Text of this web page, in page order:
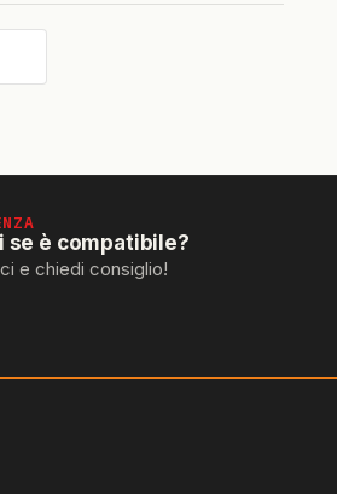
se è compatibile?
e chiedi consiglio!